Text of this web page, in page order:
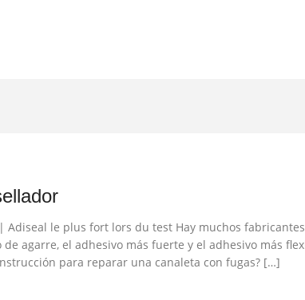
| Adiseal le plus fort lors du test Hay muchos
agarre, el adhesivo más fuerte y el adhesivo más
para reparar una canaleta con fugas? […]